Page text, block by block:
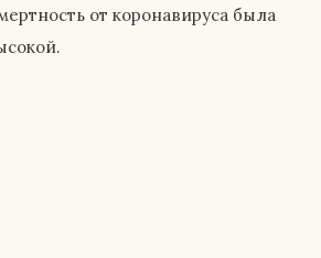
от коронавируса была